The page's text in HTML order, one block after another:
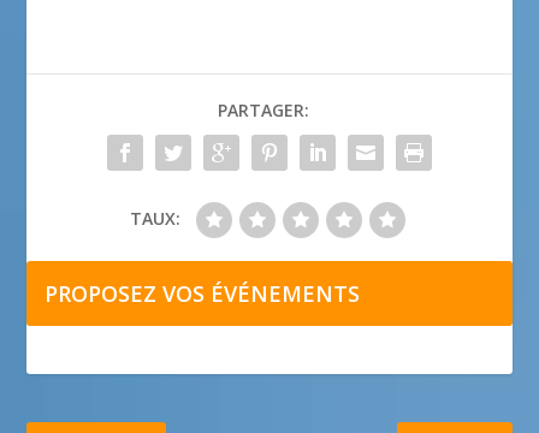
PARTAGER:
TAUX:
PROPOSEZ VOS ÉVÉNEMENTS